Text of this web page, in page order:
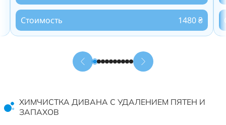
Стоимость 1480 ₴
ХИМЧИСТКА ДИВАНА С УДАЛЕНИЕМ ПЯТЕН И
ЗАПАХОВ